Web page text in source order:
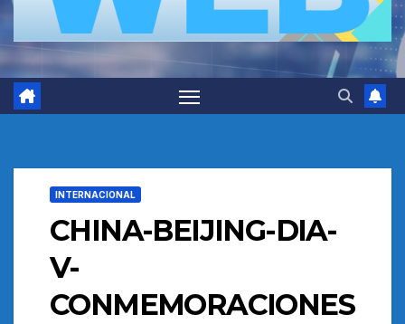
INTERNACIONAL
CHINA-BEIJING-DIA-
V-
CONMEMORACIONES